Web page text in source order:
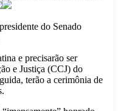
do Senado
e precisarão ser
e Justiça (CCJ) do
terão a cerimônia de